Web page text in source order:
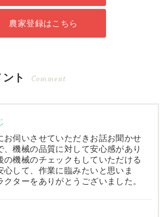
農家登録はこちら
ト Comment
お伺いさせていただきお話お聞かせ
、機械の品質に対して安心感があり
の機械のチェックもしていただける
心して、作業に臨みたいと思いま
ターをありがとうございました。